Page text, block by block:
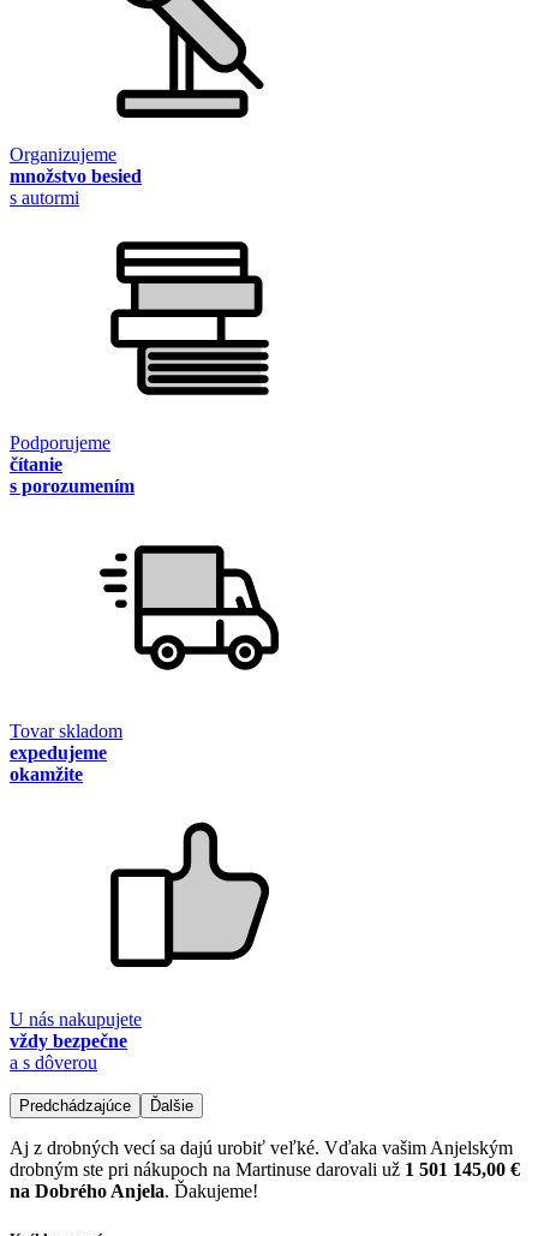
Organizujeme
množstvo besied
s autormi
Podporujeme
čítanie
s porozumením
Tovar skladom
expedujeme
okamžite
U nás nakupujete
vždy bezpečne
a s dôverou
Predchádzajúce Ďalšie
Aj z drobných vecí sa dajú urobiť veľké. Vďaka vašim Anjelským
drobným ste pri nákupoch na Martinuse darovali už 1 501 145,00 €
na Dobrého Anjela. Ďakujeme!